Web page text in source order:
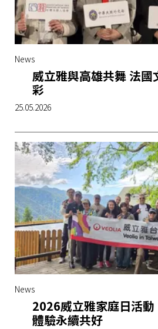
News
威立雅與高雄共舞 法國
彩
25.05.2026
News
2026威立雅家庭日活動
體驗永續共好